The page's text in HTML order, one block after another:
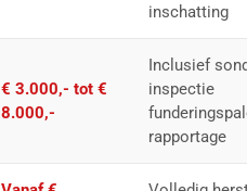
inschatting
€ 3.000,- tot €
8.000,-
Inclusief
inspectie
rapportage